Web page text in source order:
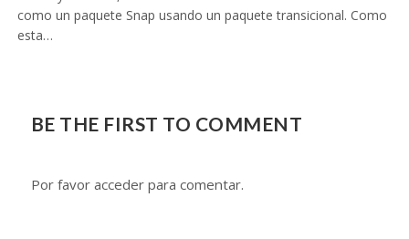
como un paquete Snap usando un paquete transicional. Como
esta…
BE THE FIRST TO COMMENT
Por favor acceder para comentar.